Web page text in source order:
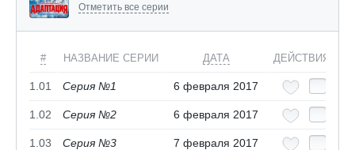
Отметить все серии
# НАЗВАНИЕ СЕРИИ ДАТА ДЕЙСТВИЯ
1.01 Серия №1 6 февраля 2017
1.02 Серия №2 6 февраля 2017
1.03 Серия №3 7 февраля 2017